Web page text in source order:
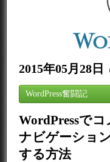
2015年05月28日
WordPress奮闘記
WordPressで
ナビゲーショ
する方法